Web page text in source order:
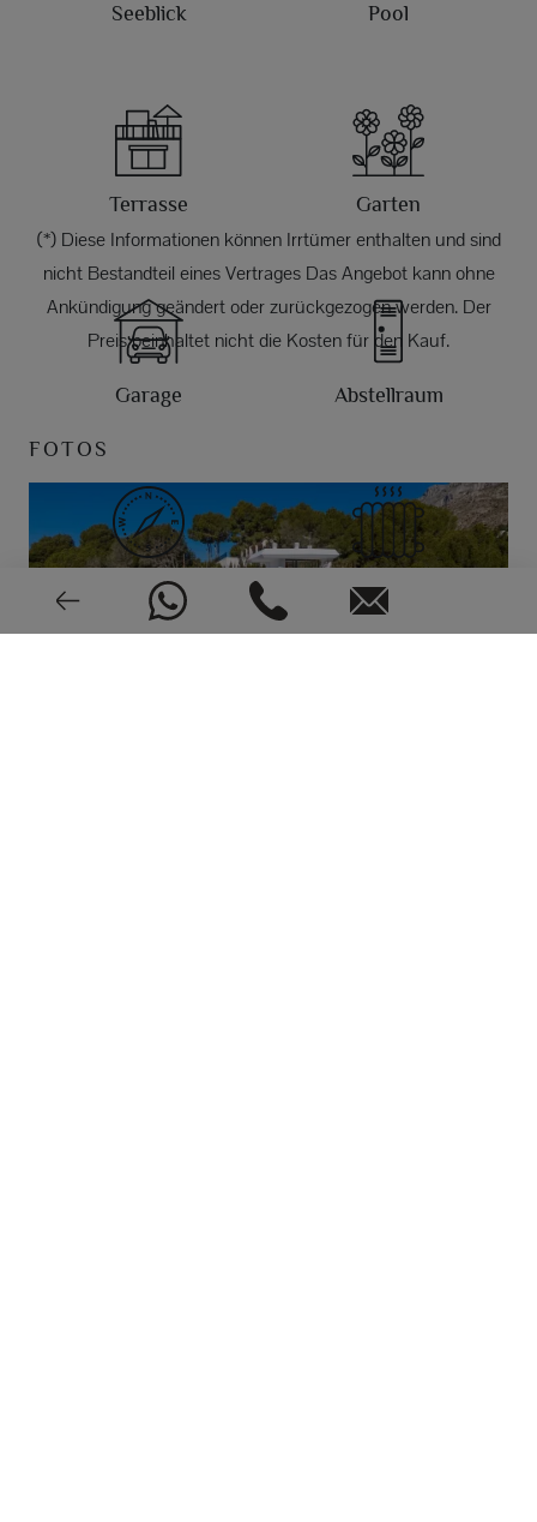
Seeblick Pool
Terrasse Garten
Garage Abstellraum
East, West Fußboden
(*) Diese Informationen können Irrtümer enthalten und sind
nicht Bestandteil eines Vertrages Das Angebot kann ohne
Ankündigung geändert oder zurückgezogen werden. Der
Preis beinhaltet nicht die Kosten für den Kauf.
FOTOS